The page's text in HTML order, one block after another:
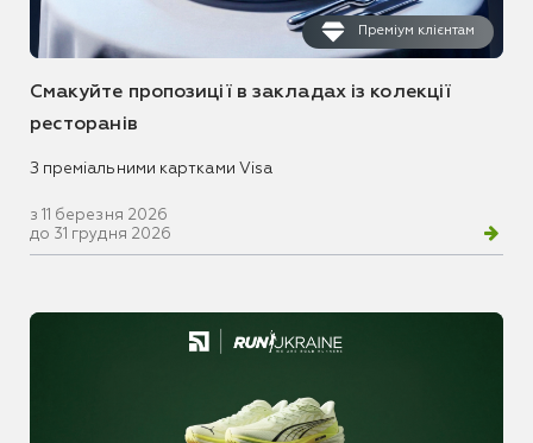
Преміум клієнтам
Смакуйте пропозиції в закладах із колекції
ресторанів
З преміальними картками Visa
з 11 березня 2026
до 31 грудня 2026